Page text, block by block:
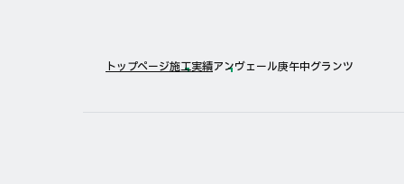
トップページ施工実績アンヴェール庚午中グランツ